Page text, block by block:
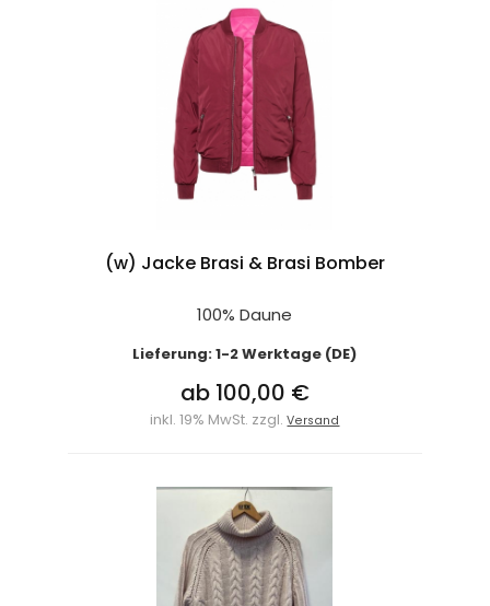
(w) Jacke Brasi & Brasi Bomber
100% Daune
Lieferung: 1-2 Werktage (DE)
ab 100,00 €
inkl. 19% MwSt. zzgl.Versand